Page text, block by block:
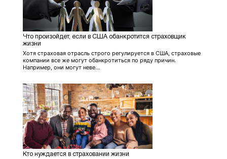
Что произойдет, если в США обанкротится страховщик
жизни
Хотя страховая отрасль строго регулируется в США, страховые
компании все же могут обанкротиться по ряду причин.
Например, они могут неве...
Кто нуждается в страховании жизни